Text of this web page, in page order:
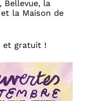
Bellevue, la
la Maison de
et gratuit !